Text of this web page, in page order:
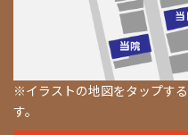
※イラストの地図をタップす
す。